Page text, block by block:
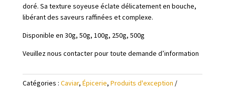
doré. Sa texture soyeuse éclate délicatement en bouche,
libérant des saveurs raffinées et complexe.
Disponible en 30g, 50g, 100g, 250g, 500g
Veuillez nous contacter pour toute demande d’information
Catégories : Caviar, Épicerie, Produits d'exception